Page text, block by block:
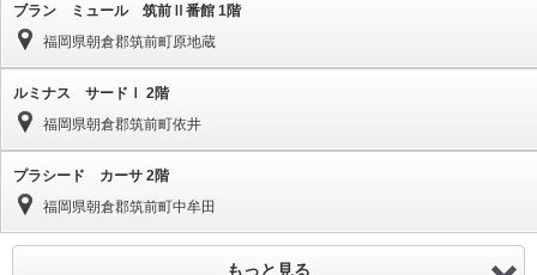
ブラン ミュール 筑前Ⅱ番館 1階
福岡県朝倉郡筑前町原地蔵
ルミナス サードⅠ 2階
福岡県朝倉郡筑前町依井
プラシード カーサ 2階
福岡県朝倉郡筑前町中牟田
もっと見る